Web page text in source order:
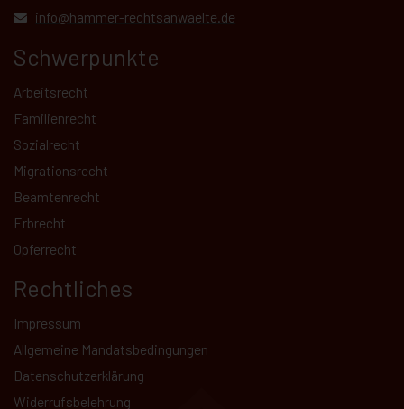
info@hammer-rechtsanwaelte.de
Schwerpunkte
Arbeitsrecht
Familienrecht
Sozialrecht
Migrationsrecht
Beamtenrecht
Erbrecht
Opferrecht
Rechtliches
Impressum
Allgemeine Mandatsbedingungen
Datenschutz­erklärung
Widerrufsbelehrung
Kundenbewertungen und Erfahrungen zu